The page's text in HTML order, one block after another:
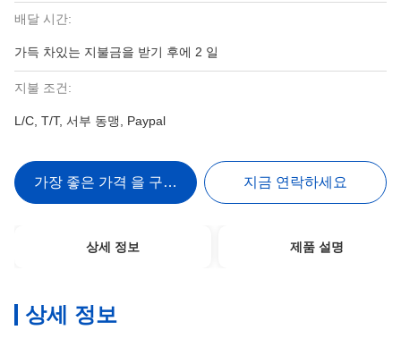
배달 시간:
가득 차있는 지불금을 받기 후에 2 일
지불 조건:
L/C, T/T, 서부 동맹, Paypal
가장 좋은 가격 을 구하라 지금 연락하세요
상세 정보 제품 설명
상세 정보